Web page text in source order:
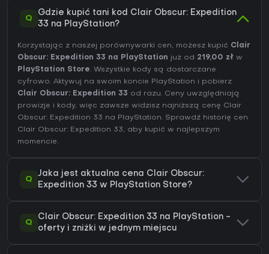
Q
Gdzie kupić tani kod Clair Obscur: Expedition
33 na PlayStation?
Korzystając z naszej porównywarki cen, możesz kupić Clair
Obscur: Expedition 33 na PlayStation już od 219,00 zł w
PlayStation Store. Wszystkie kody są dostarczane
cyfrowo. Aktywuj na swoim koncie PlayStation i pobierz
Clair Obscur: Expedition 33 od razu. Ceny uwzględniają
prowizje i kody, więc zawsze widzisz najniższą cenę Clair
Obscur: Expedition 33 na PlayStation. Sprawdź historię cen
Clair Obscur: Expedition 33, aby kupić w najlepszym
momencie.
Q
Jaka jest aktualna cena Clair Obscur:
Expedition 33 w PlayStation Store?
Q
Clair Obscur: Expedition 33 na PlayStation -
oferty i zniżki w jednym miejscu